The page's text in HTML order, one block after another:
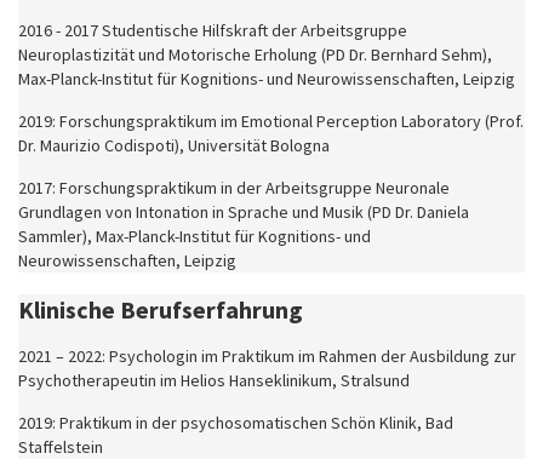
2016 - 2017 Studentische Hilfskraft der Arbeitsgruppe
Neuroplastizität und Motorische Erholung (PD Dr. Bernhard Sehm),
Max-Planck-Institut für Kognitions- und Neurowissenschaften, Leipzig
2019: Forschungspraktikum im Emotional Perception Laboratory (Prof.
Dr. Maurizio Codispoti), Universität Bologna
2017: Forschungspraktikum in der Arbeitsgruppe Neuronale
Grundlagen von Intonation in Sprache und Musik (PD Dr. Daniela
Sammler), Max-Planck-Institut für Kognitions- und
Neurowissenschaften, Leipzig
Klinische Berufserfahrung
2021 – 2022: Psychologin im Praktikum im Rahmen der Ausbildung zur
Psychotherapeutin im Helios Hanseklinikum, Stralsund
2019: Praktikum in der psychosomatischen Schön Klinik, Bad
Staffelstein